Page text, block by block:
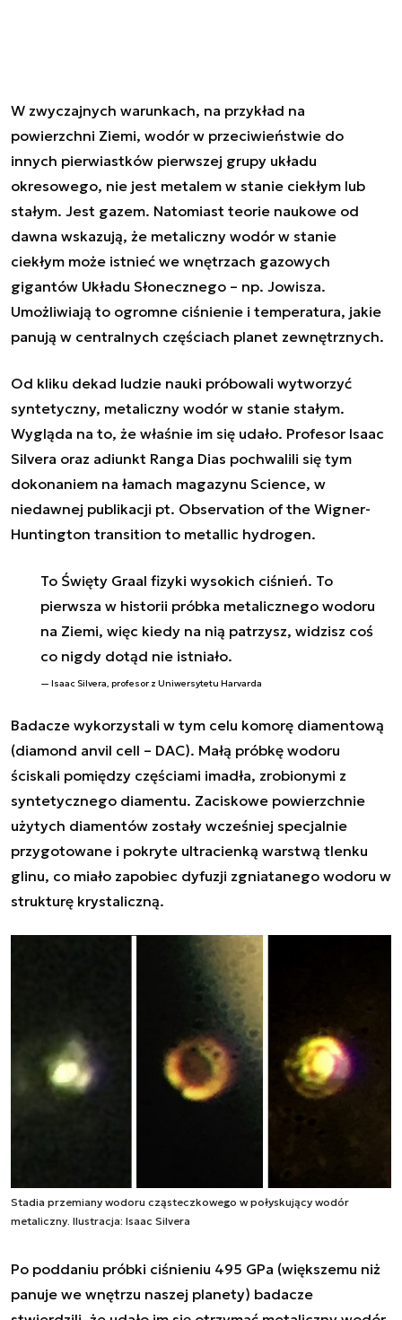
W zwyczajnych warunkach, na przykład na
powierzchni Ziemi, wodór w przeciwieństwie do
innych pierwiastków pierwszej grupy układu
okresowego, nie jest metalem w stanie ciekłym lub
stałym. Jest gazem. Natomiast teorie naukowe od
dawna wskazują, że metaliczny wodór w stanie
ciekłym może istnieć we wnętrzach gazowych
gigantów Układu Słonecznego – np. Jowisza.
Umożliwiają to ogromne ciśnienie i temperatura, jakie
panują w centralnych częściach planet zewnętrznych.
Od kliku dekad ludzie nauki próbowali wytworzyć
syntetyczny, metaliczny wodór w stanie stałym.
Wygląda na to, że właśnie im się udało. Profesor Isaac
Silvera oraz adiunkt Ranga Dias pochwalili się tym
dokonaniem na łamach magazynu Science, w
niedawnej publikacji pt. Observation of the Wigner-
Huntington transition to metallic hydrogen.
To Święty Graal fizyki wysokich ciśnień. To
pierwsza w historii próbka metalicznego wodoru
na Ziemi, więc kiedy na nią patrzysz, widzisz coś
co nigdy dotąd nie istniało.
Isaac Silvera, profesor z Uniwersytetu Harvarda
Badacze wykorzystali w tym celu komorę diamentową
(diamond anvil cell – DAC). Małą próbkę wodoru
ściskali pomiędzy częściami imadła, zrobionymi z
syntetycznego diamentu. Zaciskowe powierzchnie
użytych diamentów zostały wcześniej specjalnie
przygotowane i pokryte ultracienką warstwą tlenku
glinu, co miało zapobiec dyfuzji zgniatanego wodoru w
strukturę krystaliczną.
Stadia przemiany wodoru cząsteczkowego w połyskujący wodór
metaliczny. Ilustracja: Isaac Silvera
Po poddaniu próbki ciśnieniu 495 GPa (większemu niż
panuje we wnętrzu naszej planety) badacze